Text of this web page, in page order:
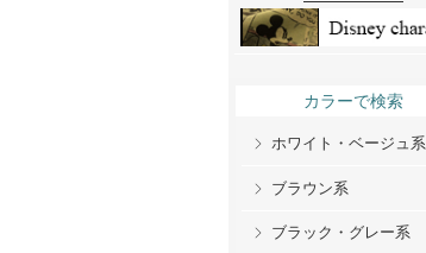
カラーで検索
ホワイト・ベージュ系
ブラウン系
ブラック・グレー系